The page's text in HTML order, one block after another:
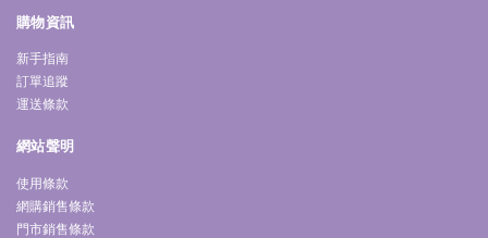
購物資訊
新手指南
訂單追蹤
運送條款
網站聲明
使用條款
網購銷售條款
門市銷售條款